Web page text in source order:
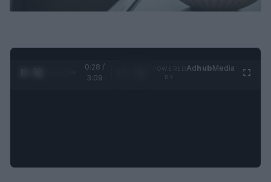
0:29 /
3:09
AdhubMedia